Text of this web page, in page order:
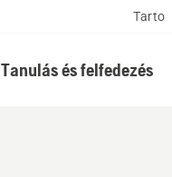
Tarto
Tanulás és felfedezés